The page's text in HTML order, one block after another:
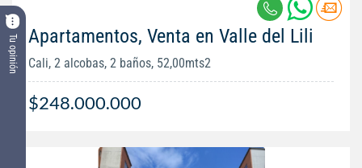
Tu opinión Apartamentos, Venta en Valle del Lili
Cali, 2 alcobas, 2 baños, 52,00mts2
$248.000.000